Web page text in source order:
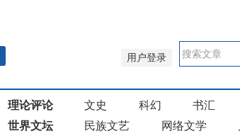
用户登录
理论评论 文史 科幻 书汇
世界文坛
民族文艺 网络文学